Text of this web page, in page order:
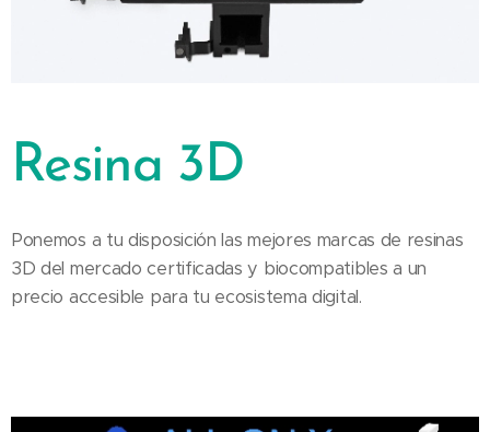
Resina 3D
Ponemos a tu disposición las mejores marcas de resinas
3D del mercado certificadas y biocompatibles a un
precio accesible para tu ecosistema digital.